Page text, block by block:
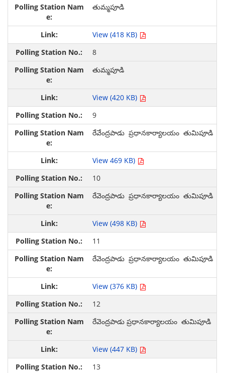
తుమ్మపూడి
View (418 KB)
8
తుమ్మపూడి
View (420 KB)
9
రేవేంద్రపాడు ప్రధానకార్యాలయం తుమిపూడి
View 469 KB)
10
రేవెంద్రపాడు ప్రధానకార్యాలయం తుమిపూడి
View (498 KB)
11
రేవెంద్రపాడు ప్రధానకార్యాలయం తుమిపూడి
View (376 KB)
12
రేవెంద్రపాడు ప్రధానకార్యాలయం తుమిపూడి
View (447 KB)
13